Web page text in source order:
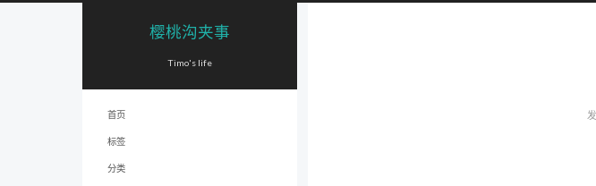
樱桃沟夹事
Timo's life
首页
标签
分类